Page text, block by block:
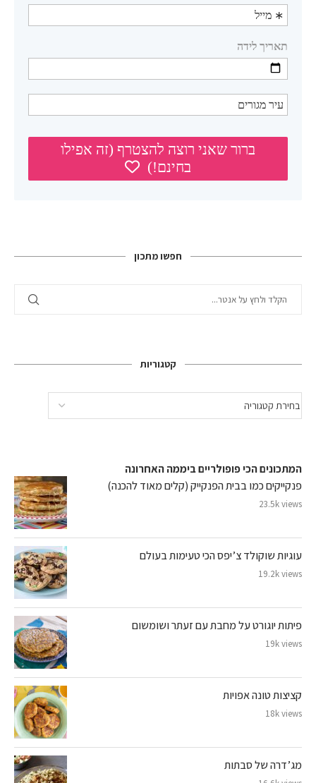
חפשו מתכון
קטגוריות
המתכונים הכי פופולריים ביממה האחרונה
פנקייקים כמו בבית הפנקייק (קלים מאוד להכנה)
23.5k views
עוגיות שוקולד צ’יפס הכי טעימות בעולם
19.2k views
פיתות יוגורט על מחבת עם זעתר ושומשום
19k views
קציצות טונה אפויות
18k views
מג’דרה של סבתות